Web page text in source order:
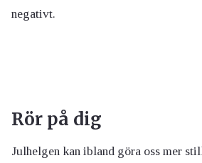
negativt.
Rör på dig
Julhelgen kan ibland göra oss mer